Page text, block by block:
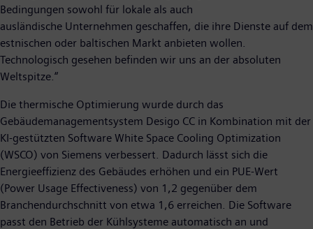
Bedingungen sowohl für lokale als auch
ausländische Unternehmen geschaffen, die ihre Dienste auf dem
estnischen oder baltischen Markt anbieten wollen.
Technologisch gesehen befinden wir uns an der absoluten
Weltspitze.“
Die thermische Optimierung wurde durch das
Gebäudemanagementsystem Desigo CC in Kombination mit der
KI-gestützten Software White Space Cooling Optimization
(WSCO) von Siemens verbessert. Dadurch lässt sich die
Energieeffizienz des Gebäudes erhöhen und ein PUE-Wert
(Power Usage Effectiveness) von 1,2 gegenüber dem
Branchendurchschnitt von etwa 1,6 erreichen. Die Software
passt den Betrieb der Kühlsysteme automatisch an und